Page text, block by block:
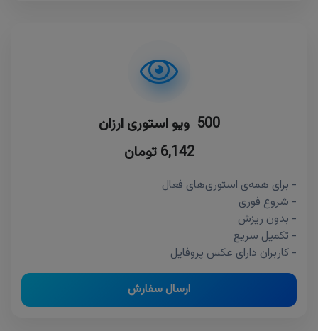
500 ویو استوری ارزان
6,142 تومان
- برای همه‌ی استوری‌های فعال
- شروع فوری
- بدون ریزش
- تکمیل سریع
- کاربران دارای عکس پروفایل
ارسال سفارش